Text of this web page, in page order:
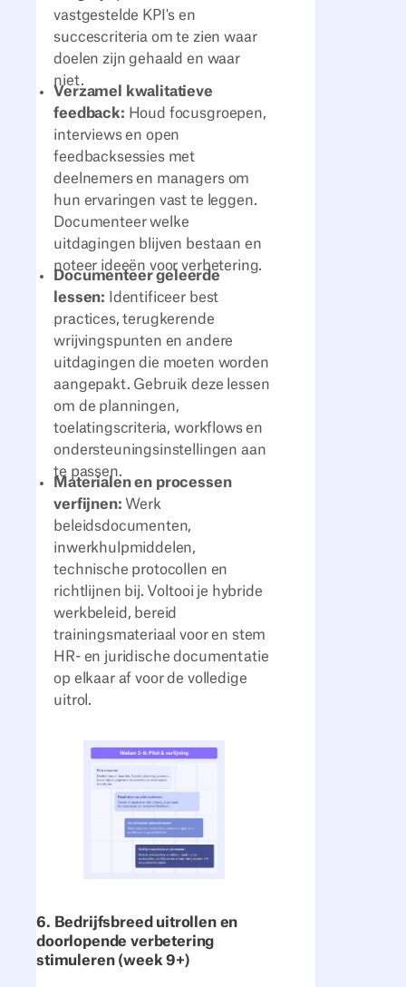
vastgestelde KPI's en
succescriteria om te zien waar
doelen zijn gehaald en waar
niet.
Verzamel kwalitatieve
feedback: Houd focusgroepen,
interviews en open
feedbacksessies met
deelnemers en managers om
hun ervaringen vast te leggen.
Documenteer welke
uitdagingen blijven bestaan en
noteer ideeën voor verbetering.
Documenteer geleerde
lessen:
Identificeer best
practices, terugkerende
wrijvingspunten en andere
uitdagingen die moeten worden
aangepakt. Gebruik deze lessen
om de planningen,
toelatingscriteria, workflows en
ondersteuningsinstellingen aan
te passen.
Materialen en processen
verfijnen: Werk
beleidsdocumenten,
inwerkhulpmiddelen,
technische protocollen en
richtlijnen bij. Voltooi je hybride
werkbeleid, bereid
trainingsmateriaal voor en stem
HR- en juridische documentatie
op elkaar af voor de volledige
uitrol.
6. Bedrijfsbreed uitrollen en
doorlopende verbetering
stimuleren (week 9+)